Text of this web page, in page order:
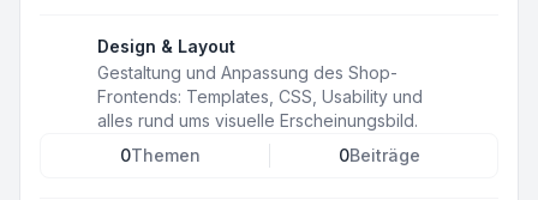
Design & Layout
Gestaltung und Anpassung des Shop-
Frontends: Templates, CSS, Usability und
alles rund ums visuelle Erscheinungsbild.
0Themen 0Beiträge